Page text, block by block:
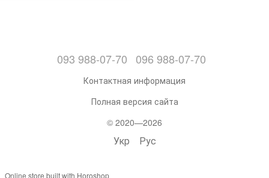
093 988-07-70 096 988-07-70
Контактная информация
Полная версия сайта
© 2020—2026
Укр Рус
Online store built with Horoshop